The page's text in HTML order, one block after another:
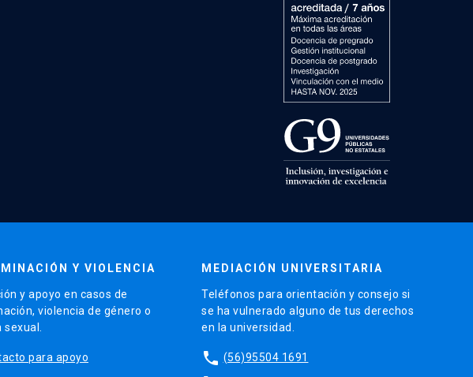
Y VIOLENCIA
y apoyo en casos de
violencia de género o
para apoyo
MEDIACIÓN UNIVERSITARIA
Teléfonos para orientación y consejo si
se ha vulnerado alguno de tus derechos
en la universidad.
phone (56)95504 1691